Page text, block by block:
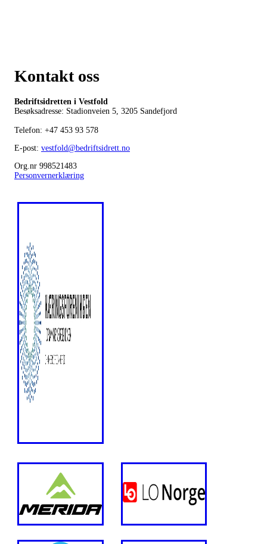
Kontakt oss
Bedriftsidretten i Vestfold
Besøksadresse: Stadionveien 5, 3205 Sandefjord
Telefon: +47 453 93 578
E-post: vestfold@bedriftsidrett.no
Org.nr 998521483
Personvernerklæring